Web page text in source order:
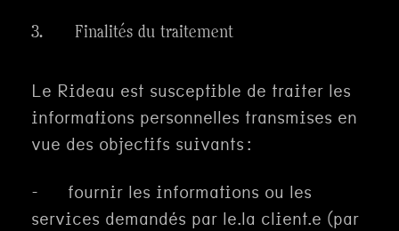
3. Finalités du traitement
Le Rideau est susceptible de traiter les
informations personnelles transmises en
vue des objectifs suivants :
- fournir les informations ou les
services demandés par le.la client.e (par